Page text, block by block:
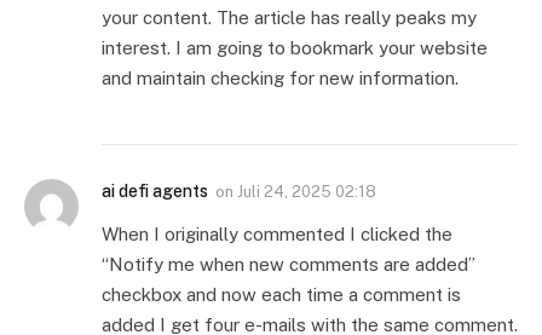
your content. The article has really peaks my
interest. I am going to bookmark your website
and maintain checking for new information.
ai defi agents on Juli 24, 2025 02:18
When I originally commented I clicked the
“Notify me when new comments are added”
checkbox and now each time a comment is
added I get four e-mails with the same comment.